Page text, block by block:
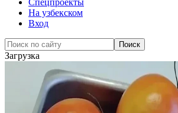
Спецпроекты
На узбекском
Вход
Загрузка